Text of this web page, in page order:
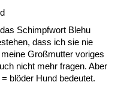
Schimpfwort Blehu
dass ich sie nie
Großmutter voriges
nicht mehr fragen. Aber
blöder Hund bedeutet.